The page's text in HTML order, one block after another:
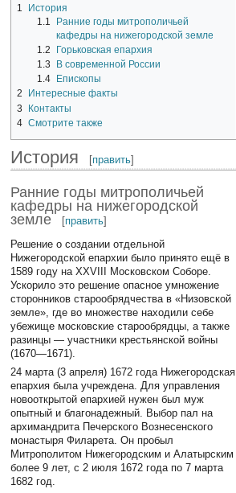
1
История
1.1
Ранние годы митрополичьей
кафедры на нижегородской земле
1.2
Горьковская епархия
1.3
В современной России
1.4
Епископы
2
Интересные факты
3
Контакты
4 Смотрите также
История [править]
Ранние годы митрополичьей
кафедры на нижегородской
земле
[править]
Решение о создании отдельной
Нижегородской епархии было принято ещё в
1589 году на XXVIII Московском Соборе.
Ускорило это решение опасное умножение
сторонников старообрядчества в «Низовской
земле», где во множестве находили себе
убежище московские старообрядцы, а также
разинцы — участники крестьянской войны
(1670—1671).
24 марта (3 апреля) 1672 года Нижегородская
епархия была учреждена. Для управления
новооткрытой епархией нужен был муж
опытный и благонадежный. Выбор пал на
архимандрита Печерского Вознесенского
монастыря Филарета. Он пробыл
Митрополитом Нижегородским и Алатырским
более 9 лет, с 2 июля 1672 года по 7 марта
1682 год.